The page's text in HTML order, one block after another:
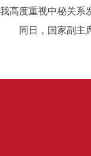
我高度重视中秘关系
同日，国家副主席